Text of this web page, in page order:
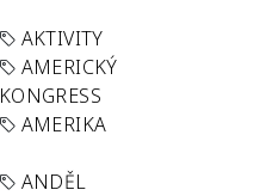
AKTIVITY
AMERICKÝ
KONGRESS
AMERIKA
ANDĚL